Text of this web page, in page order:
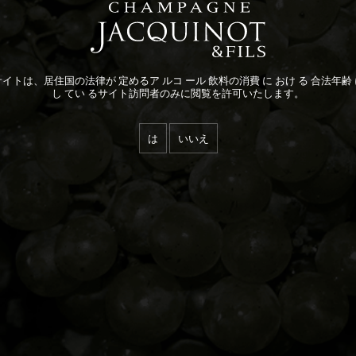
トは、居住国の法律が 定めるア ルコ ール 飲料の消費 に おけ る 合法年齢
し てい るサイト訪問者のみに閲覧を許可いたします。
は いいえ